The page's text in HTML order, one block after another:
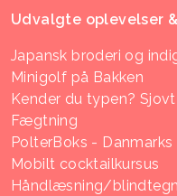
Udvalgte oplevelser
Japansk broderi og
Minigolf på Bakken
Kender du typen?
Fægtning
PolterBoks -
Mobilt cocktailkursus
Håndlæsning/